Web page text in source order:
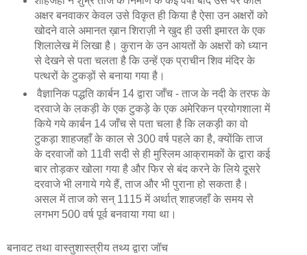
अक्षर बनवाकर केवल उसे विकृत ही किया है ऐसा उन अक्षरों को
खोदने वाले अमानत ख़ान शिराज़ी ने खुद ही उसी इमारत के एक
शिलालेख में लिखा है। कुरान के उन आयतों के अक्षरों को ध्यान
से देखने से पता चलता है कि उन्हें एक प्राचीन शिव मंदिर के
पत्थरों के टुकड़ों से बनाया गया है।
वैज्ञानिक पद्धति कार्बन 14 द्वारा जाँच - ताज के नदी के तरफ के
दरवाजे के लकड़ी के एक टुकड़े के एक अमेरिकन प्रयोगशाला में
किये गये कार्बन 14 जाँच से पता चला है कि लकड़ी का वो
टुकड़ा शाहजहाँ के काल से 300 वर्ष पहले का है, क्योंकि ताज
के दरवाजों को 11वी सदी से ही मुस्लिम आक्रामकों के द्वारा कई
बार तोड़कर खोला गया है और फिर से बंद करने के लिये दूसरे
दरवाजे भी लगाये गये हैं, ताज और भी पुराना हो सकता है।
असल में ताज को सन् 1115 में अर्थात् शाहजहाँ के समय से
लगभग 500 वर्ष पूर्व बनवाया गया था।
बनावट तथा वास्तुशास्त्रीय तथ्य द्वारा जॉच